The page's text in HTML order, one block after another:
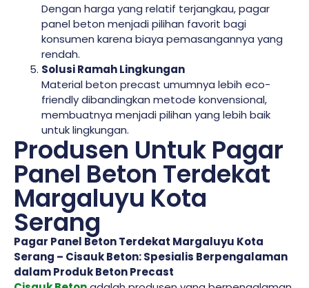
Dengan harga yang relatif terjangkau, pagar
panel beton menjadi pilihan favorit bagi
konsumen karena biaya pemasangannya yang
rendah.
Solusi Ramah Lingkungan
Material beton precast umumnya lebih eco-
friendly dibandingkan metode konvensional,
membuatnya menjadi pilihan yang lebih baik
untuk lingkungan.
Produsen Untuk Pagar
Panel Beton Terdekat
Margaluyu Kota
Serang
Pagar Panel Beton Terdekat Margaluyu Kota
Serang – Cisauk Beton: Spesialis Berpengalaman
dalam Produk Beton Precast